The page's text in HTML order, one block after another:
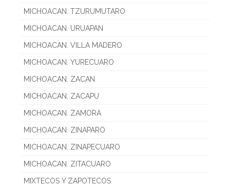
MICHOACAN. TZURUMUTARO
MICHOACAN. URUAPAN
MICHOACAN. VILLA MADERO
MICHOACAN. YURECUARO
MICHOACAN. ZACAN
MICHOACAN. ZACAPU
MICHOACAN. ZAMORA
MICHOACAN. ZINAPARO
MICHOACAN. ZINAPECUARO
MICHOACAN. ZITACUARO
MIXTECOS Y ZAPOTECOS